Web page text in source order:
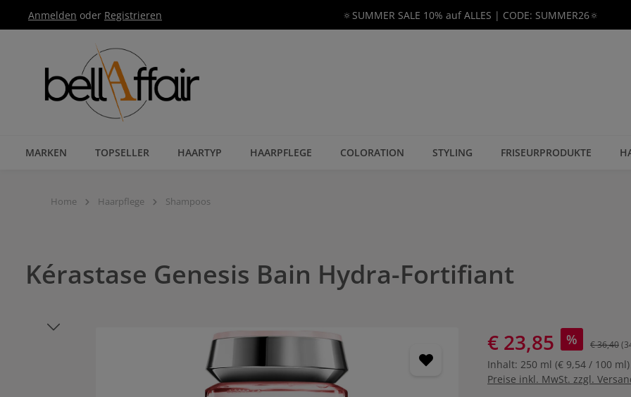
Hauptnavigation springen
Anmelden oder Registrieren 🔅SUMMER SALE 10% auf ALLES | CODE: SUMMER26🔅
MARKEN TOPSELLER HAARTYP HAARPFLEGE COLORATION STYLING FRISEURPRODUKTE
Home Haarpflege Shampoos
Kérastase Genesis Bain Hydra-Fortifiant
Bildergalerie überspringen € 23,85 % € 36,40
Inhalt: 250 ml (€ 9,54 / 100 ml)
Preise inkl. MwSt. zzgl.